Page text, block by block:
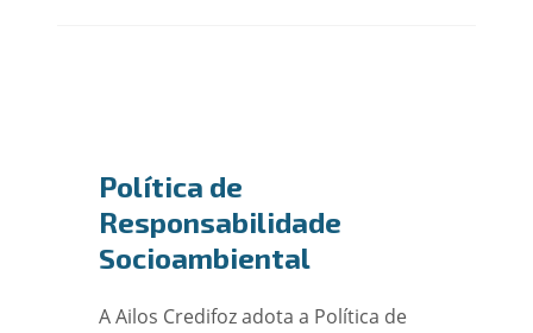
Política de
Responsabilidade
Socioambiental
A Ailos Credifoz adota a Política de